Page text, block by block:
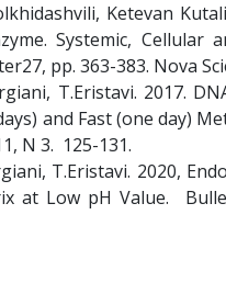
Ketevan
Systemic, Cellular
pp. 363-383. Nova
T.Eristavi. 2017.
and Fast (one day)
N 3. 125-131.
T.Eristavi. 2020,
at Low pH Value.